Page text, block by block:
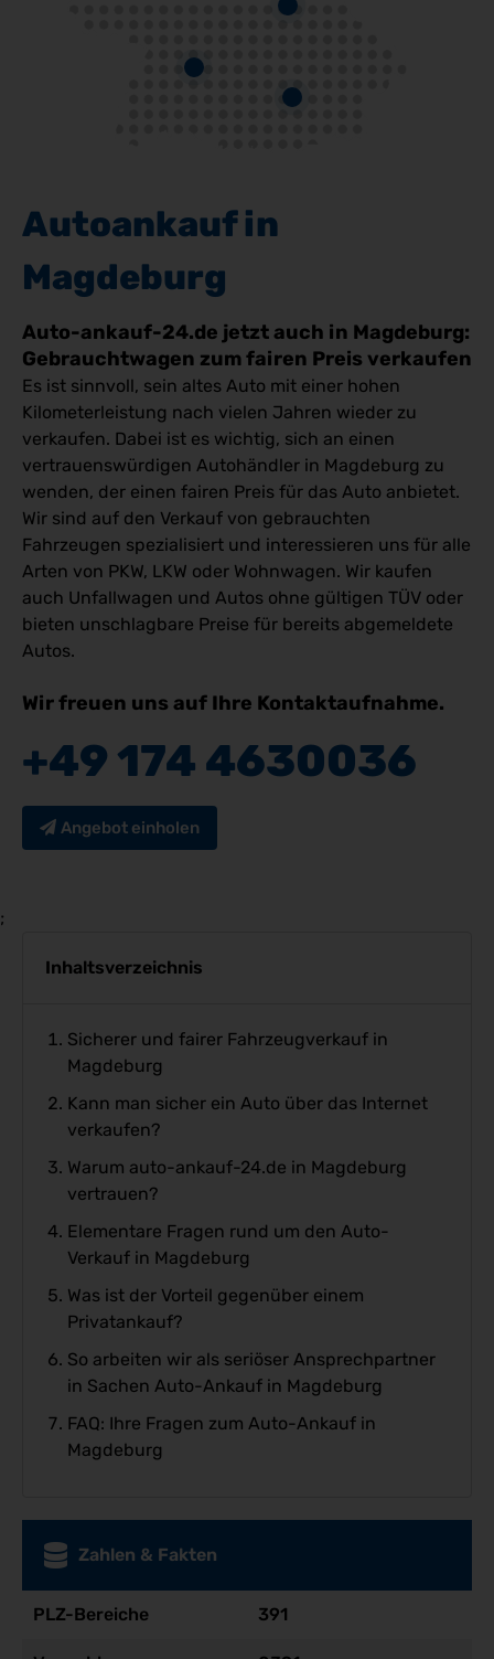
Autoankauf in
Magdeburg
Auto-ankauf-24.de jetzt auch in Magdeburg:
Gebrauchtwagen zum fairen Preis verkaufen
Es ist sinnvoll, sein altes Auto mit einer hohen
Kilometerleistung nach vielen Jahren wieder zu
verkaufen. Dabei ist es wichtig, sich an einen
vertrauenswürdigen Autohändler in Magdeburg zu
wenden, der einen fairen Preis für das Auto anbietet.
Wir sind auf den Verkauf von gebrauchten
Fahrzeugen spezialisiert und interessieren uns für alle
Arten von PKW, LKW oder Wohnwagen. Wir kaufen
auch Unfallwagen und Autos ohne gültigen TÜV oder
bieten unschlagbare Preise für bereits abgemeldete
Autos.
Wir freuen uns auf Ihre Kontaktaufnahme.
+49 174 4630036
Angebot einholen
;
Inhaltsverzeichnis
Sicherer und fairer Fahrzeugverkauf in
Magdeburg
Kann man sicher ein Auto über das Internet
verkaufen?
Warum auto-ankauf-24.de in Magdeburg
vertrauen?
Elementare Fragen rund um den Auto-
Verkauf in Magdeburg
Was ist der Vorteil gegenüber einem
Privatankauf?
So arbeiten wir als seriöser Ansprechpartner
in Sachen Auto-Ankauf in Magdeburg
FAQ: Ihre Fragen zum Auto-Ankauf in
Magdeburg
Zahlen & Fakten
PLZ-Bereiche 391